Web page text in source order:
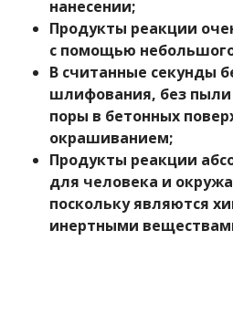
нанесении;
Продукты реакции
с помощью
В считанные секунды
шлифования, без пыли
поры в бетонных
окрашиванием;
Продукты реакции
для человека и
поскольку являются
инертными